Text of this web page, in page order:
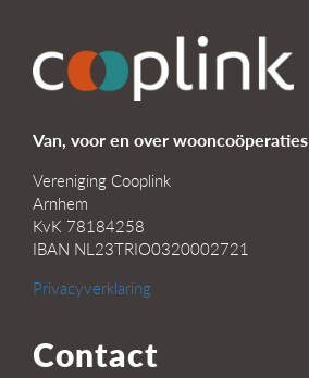
Van, voor en over wooncoöperaties
Vereniging Cooplink
Arnhem
KvK 78184258
IBAN NL23TRIO0320002721
Privacyverklaring
Contact